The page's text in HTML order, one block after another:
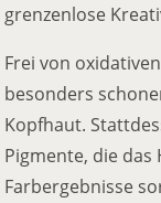
grenzenlose
Frei von
besonders
Kopfhaut.
Pigmente, die
Farbergebnisse